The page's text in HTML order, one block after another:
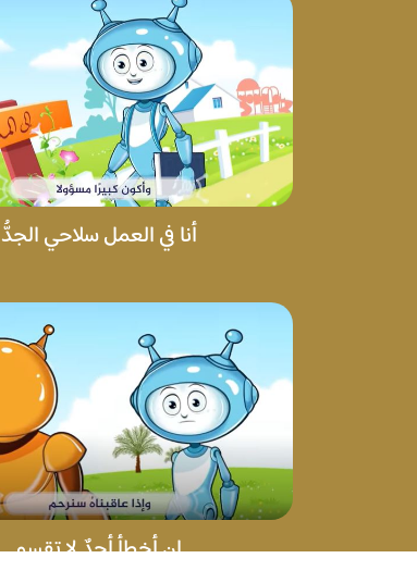
أنا في العمل سلاحي الجدُّ
إن أخطأ أحدٌ لا تقسو